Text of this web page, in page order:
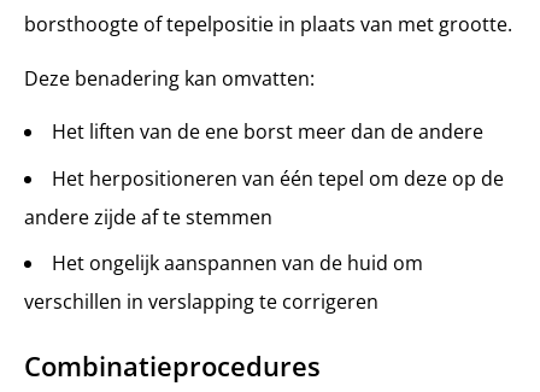
borsthoogte of tepelpositie in plaats van met grootte.
Deze benadering kan omvatten:
Het liften van de ene borst meer dan de andere
Het herpositioneren van één tepel om deze op de
andere zijde af te stemmen
Het ongelijk aanspannen van de huid om
verschillen in verslapping te corrigeren
Combinatieprocedures